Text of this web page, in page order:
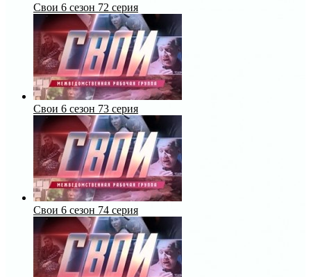
Свои 6 сезон 72 серия
Свои 6 сезон 73 серия
Свои 6 сезон 74 серия